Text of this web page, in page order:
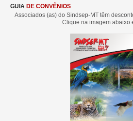
GUIA DE CONVÊNIOS
Associados (as) do Sindsep-MT têm
Clique na imagem abaixo